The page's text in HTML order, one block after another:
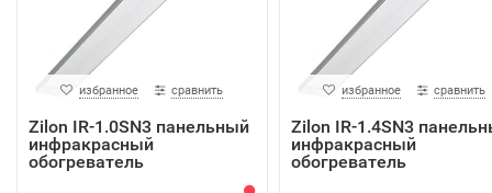
избранное сравнить
Zilon IR-1.0SN3 панельный
инфракрасный
обогреватель
избранное сравнить
Zilon IR-1.4SN3
инфракрасный
обогреватель